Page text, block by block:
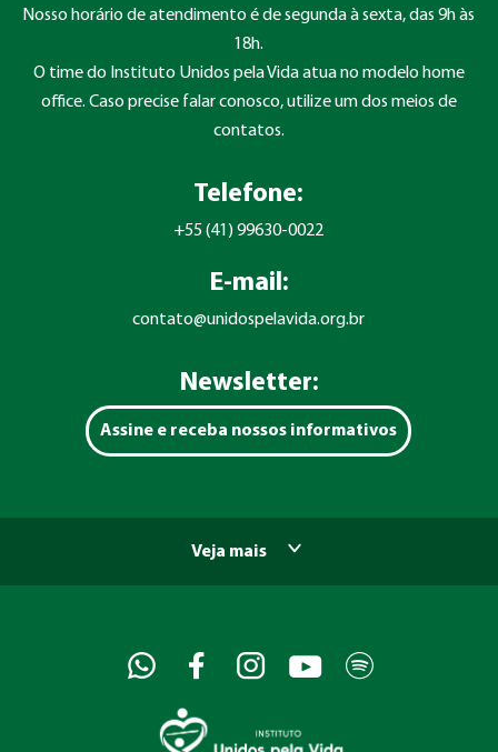
Nosso horário de atendimento é de segunda à sexta, das 9h às
18h.
O time do Instituto Unidos pela Vida atua no modelo home
office. Caso precise falar conosco, utilize um dos meios de
contatos.
Telefone:
+55 (41) 99630-0022
E-mail:
contato@unidospelavida.org.br
Newsletter:
Assine e receba nossos informativos
Veja mais